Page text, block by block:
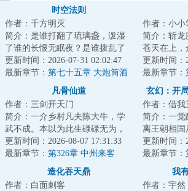
时空法则
作者：千方明灭
简介：是谁打翻了琉璃盏，泼湿
了谁的长恨无眠夜？是谁拨乱了
竖弓琴，惊扰了谁的江上无澜
月？有人在在偌大...
更新时间：2026-07-31 02:02:47
最新章节： 第七十五章 大炮筒酒
作者：小小
简介：斩龙
苍天在上，
义！何为挫
是浮云吧！
更新时间：
最新章节：
凡骨仙道
作者：三剑开天门
简介：一介乡村凡夫陈大牛，学
武不成。本以为此生碌碌无为，
索性回归山野想做个老农，却阴
差阳错踏入仙门...
更新时间：2026-08-07 17:31:33
最新章节： 第326章 中州来客
玄幻：开
作者：借我
简介：一觉
离王朝相国
魔头采补，
奇宝，悟绝
更新时间：
最新章节：
造化吞天鼎
作者：白面刺客
我
作者：宇然